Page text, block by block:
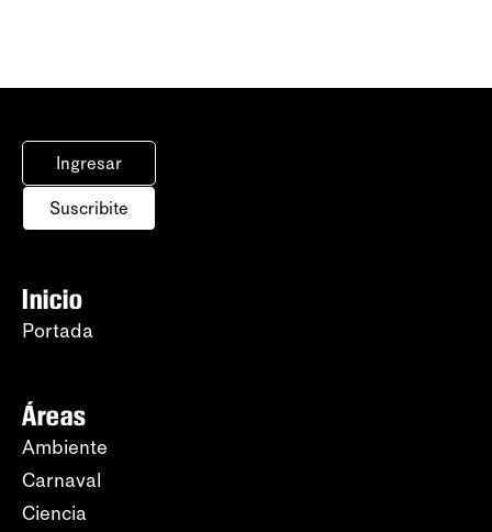
Ingresar
Suscribite
Inicio
Portada
Áreas
Ambiente
Carnaval
Ciencia